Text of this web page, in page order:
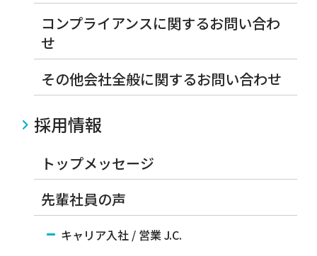
コンプライアンスに関するお問い合わ
せ
その他会社全般に関するお問い合わせ
採用情報
トップメッセージ
先輩社員の声
キャリア入社 / 営業 J.C.